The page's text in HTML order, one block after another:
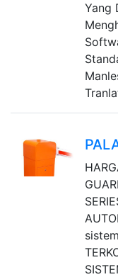
Yang